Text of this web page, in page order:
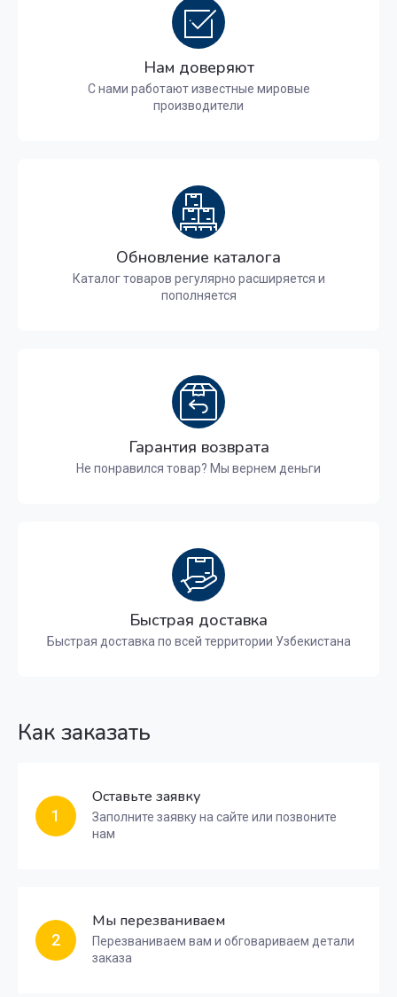
Нам доверяют
С нами работают известные мировые
производители
Обновление каталога
Каталог товаров регулярно расширяется и
пополняется
Гарантия возврата
Не понравился товар? Мы вернем деньги
Быстрая доставка
Быстрая доставка по всей территории Узбекистана
Как заказать
1
Оставьте заявку
Заполните заявку на сайте или позвоните
нам
2
Мы перезваниваем
Перезваниваем вам и обговариваем детали
заказа